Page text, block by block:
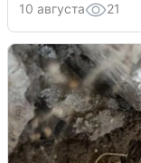
10 августа 21